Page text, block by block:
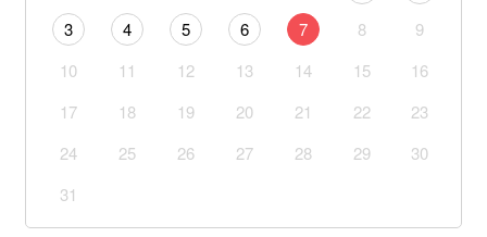
Трамп заявив, що США не передадуть Україні
додаткові ракети для Patriot
Понад 20 років шукав і повертав тіла полеглих
воїнів. Загинув Олексій Юков – керівник пошукового
Не кладіть огірки в банку як доведеться: одна
3
4 5 6 7 8
9
10
11 12 13 14 15
16
17
18 19 20 21 22
23
24
25 26 27 28 29
30
31